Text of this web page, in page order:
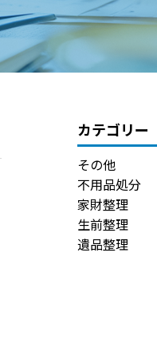
カテゴリー
その他
不用品処分
家財整理
生前整理
遺品整理